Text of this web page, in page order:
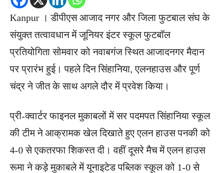
Kanpur । डीपीएस आजाद नगर और जिला फुटबाल संघ के
संयुक्त तत्वावधान में जूनियर इंटर स्कूल फुटबॉल
प्रतियोगिता सोमवार को नवाबगंज स्थित आजादनगर मैदान
पर प्रारंभ हुई। पहले दिन सिंहानिया, एलनहाउस और पूर्ण
चंद्र ने जीत के साथ अगले दौर में प्रवेश किया।
प्री-क्वार्टर फाइनल मुकाबलों में सर पदमपत सिंहानिया स्कूल
की टीम ने आक्रामक खेल दिखाते हुए एलन हाउस पनकी को
4-0 से एकतरफा शिकस्त दी। वहीं दूसरे मैच में एलन हाउस
रूमा ने कड़े मुकाबले में यूनाइटेड पब्लिक स्कूल को 1-0 से